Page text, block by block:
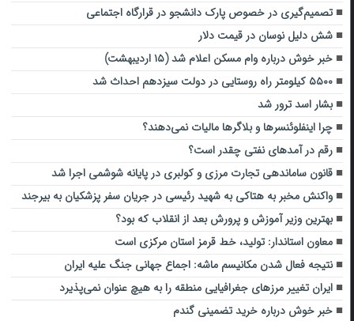
تصمیم‌گیری در خصوص پارک دانشجو در قرارگاه اجتماعی
شش دلیل نوسان در قیمت دلار
خبر خوش درباره وام مسکن اعلام شد (۱۵ اردیبهشت)
۵۵۰۰ کیلومتر راه روستایی در دولت سیزدهم احداث شد
بشار اسد ترور شد
چرا اینفلوئنسرها و بلاگرها مالیات نمی‌دهند؟
رقم در آمدهای نفتی چقدر است؟
قانون ساماندهی تجارت مرزی و کولبری در پایانه شوشمی اجرا شد
واکنش مخبر به هتاکی به شهید رئیسی در جریان سفر پزشکیان به بیرجند
بهترین وزیر آموزش و پرورش بعد از انقلاب که بود؟
معاون استاندار: تولید، خط قرمز استان مرکزی است
نتیجه فعال شدن مکانیسم ماشه: اجماع جهانی جنگ علیه ایران
ایران تغییر مرزهای جغرافیایی منطقه را به هیچ عنوان نمی‌پذیرد
خبر خوش درباره خرید تضمینی گندم